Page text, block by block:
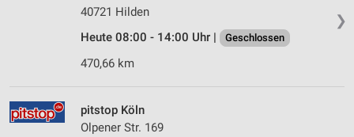
❯
40721 Hilden
Heute 08:00 - 14:00 Uhr |
Geschlossen
470,66 km
pitstop Köln
Olpener Str. 169
Entwicklung und Verbesserung der Angebote
Verwendung reduzierter Daten zur Auswahl von
Verwendung genauer Standortdaten